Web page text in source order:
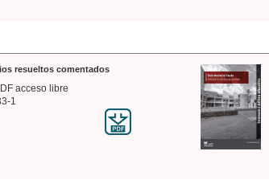
resueltos comentados
acceso libre
1